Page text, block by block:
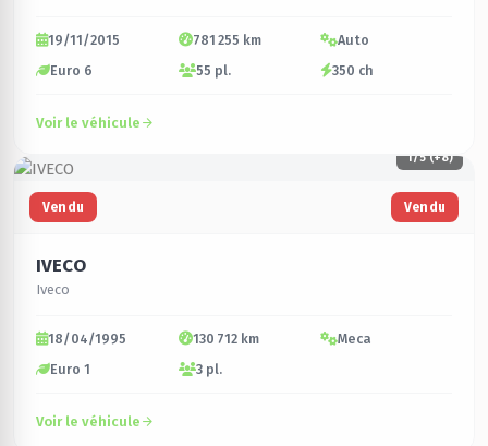
19/11/2015 781 255 km
Auto
Euro 6
55 pl. 350 ch
Voir le véhicule
1/5 (+8)
Vendu Vendu
IVECO
Iveco
18/04/1995 130 712 km
Meca
Euro 1
3 pl.
Voir le véhicule